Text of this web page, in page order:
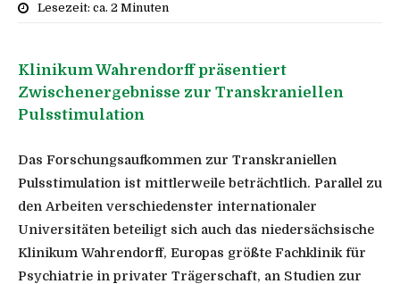
Lesezeit: ca. 2 Minuten
Klinikum Wahrendorff präsentiert
Zwischenergebnisse zur Transkraniellen
Pulsstimulation
Das Forschungsaufkommen zur Transkraniellen
Pulsstimulation ist mittlerweile beträchtlich. Parallel zu
den Arbeiten verschiedenster internationaler
Universitäten beteiligt sich auch das niedersächsische
Klinikum Wahrendorff, Europas größte Fachklinik für
Psychiatrie in privater Trägerschaft, an Studien zur